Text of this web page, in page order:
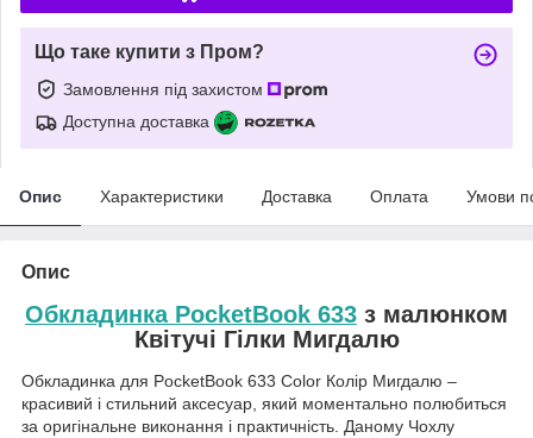
Що таке купити з Пром?
Замовлення під захистом
Доступна доставка
Опис Характеристики Доставка Оплата Умови
Опис
Обкладинка PocketBook 633 з малюнком
Квітучі Гілки Мигдалю
Обкладинка для PocketBook 633 Color Колір Мигдалю –
красивий і стильний аксесуар, який моментально полюбиться
за оригінальне виконання і практичність. Даному Чохлу